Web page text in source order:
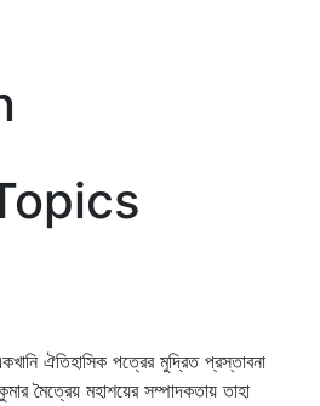
ঐতিহাসিক পত্রের মুদ্রিত প্রস্তাবনা
মৈত্রেয় মহাশয়ের সম্পাদকতায় তাহা